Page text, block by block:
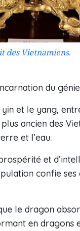
des Vietnamiens.
du
et le yang,
ancien des
et l’eau.
et
confie
le dragon
en dragons